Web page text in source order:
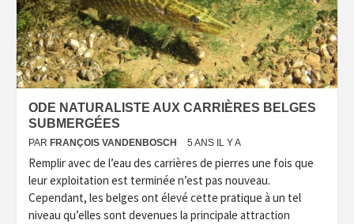
ODE NATURALISTE AUX CARRIÈRES BELGES
SUBMERGÉES
PAR FRANÇOIS VANDENBOSCH 5 ANS IL Y A
Remplir avec de l’eau des carrières de pierres une fois que
leur exploitation est terminée n’est pas nouveau.
Cependant, les belges ont élevé cette pratique à un tel
niveau qu’elles sont devenues la principale attraction